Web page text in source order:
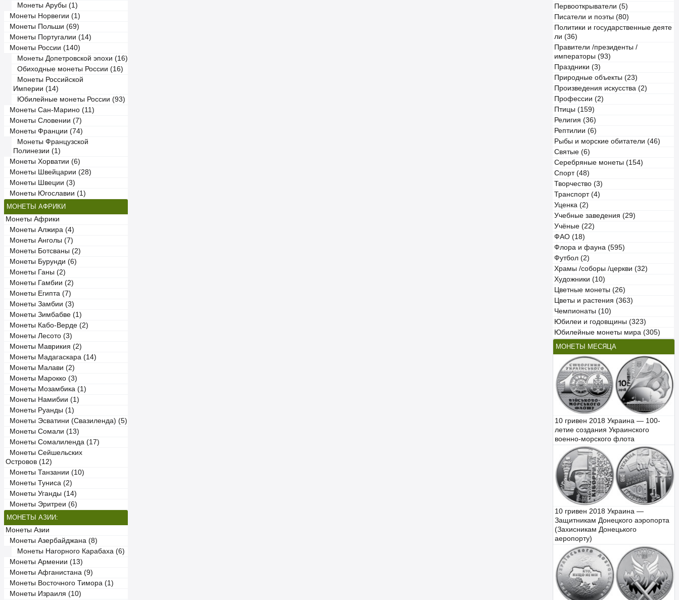
Монеты Арубы (1)
Монеты Норвегии (1)
Монеты Польши (69)
Монеты Португалии (14)
Монеты России (140)
Монеты Допетровской эпохи (16)
Обиходные монеты России (16)
Монеты Российской
Империи (14)
Юбилейные монеты России (93)
Монеты Сан-Марино (11)
Монеты Словении (7)
Монеты Франции (74)
Монеты Французской
Полинезии (1)
Монеты Хорватии (6)
Монеты Швейцарии (28)
Монеты Швеции (3)
Монеты Югославии (1)
МОНЕТЫ АФРИКИ
Монеты Африки
Монеты Алжира (4)
Монеты Анголы (7)
Монеты Ботсваны (2)
Монеты Бурунди (6)
Монеты Ганы (2)
Монеты Гамбии (2)
Монеты Египта (7)
Монеты Замбии (3)
Монеты Зимбабве (1)
Монеты Кабо-Верде (2)
Монеты Лесото (3)
Монеты Маврикия (2)
Монеты Мадагаскара (14)
Монеты Малави (2)
Монеты Марокко (3)
Монеты Мозамбика (1)
Монеты Намибии (1)
Монеты Руанды (1)
Монеты Эсватини (Свазиленда) (5)
Монеты Сомали (13)
Монеты Сомалиленда (17)
Монеты Сейшельских
Островов (12)
Монеты Танзании (10)
Монеты Туниса (2)
Монеты Уганды (14)
Монеты Эритреи (6)
МОНЕТЫ АЗИИ:
Монеты Азии
Монеты Азербайджана (8)
Монеты Нагорного Карабаха (6)
Монеты Армении (13)
Монеты Афганистана (9)
Монеты Восточного Тимора (1)
Монеты Израиля (10)
Первооткрыватели (5)
Писатели и поэты (80)
Политики и государственные деяте
ли (36)
Правители /президенты /
императоры (93)
Праздники (3)
Природные объекты (23)
Произведения искусства (2)
Профессии (2)
Птицы (159)
Религия (36)
Рептилии (6)
Рыбы и морские обитатели (46)
Святые (6)
Серебряные монеты (154)
Спорт (48)
Творчество (3)
Транспорт (4)
Уценка (2)
Учебные заведения (29)
Учёные (22)
ФАО (18)
Флора и фауна (595)
Футбол (2)
Храмы /соборы /церкви (32)
Художники (10)
Цветные монеты (26)
Цветы и растения (363)
Чемпионаты (10)
Юбилеи и годовщины (323)
Юбилейные монеты мира (305)
МОНЕТЫ МЕСЯЦА
10 гривен 2018 Украина — 100-
летие создания Украинского
военно-морского флота
10 гривен 2018 Украина —
Защитникам Донецкого аэропорта
(Захисникам Донецького
аеропорту)